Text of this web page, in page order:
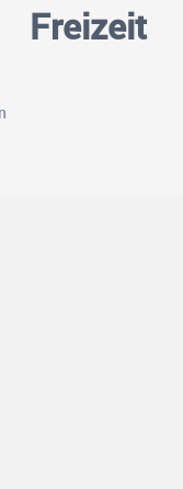
Freizeit